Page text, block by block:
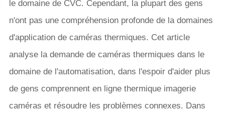
le domaine de CVC. Cependant, la plupart des gens
n'ont pas une compréhension profonde de la domaines
d'application de caméras thermiques. Cet article
analyse la demande de caméras thermiques dans le
domaine de l'automatisation, dans l'espoir d'aider plus
de gens comprennent en ligne thermique imagerie
caméras et résoudre les problèmes connexes. Dans